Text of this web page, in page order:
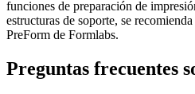
funciones de preparación de
estructuras de soporte, se
PreForm de Formlabs.
Preguntas frecuentes